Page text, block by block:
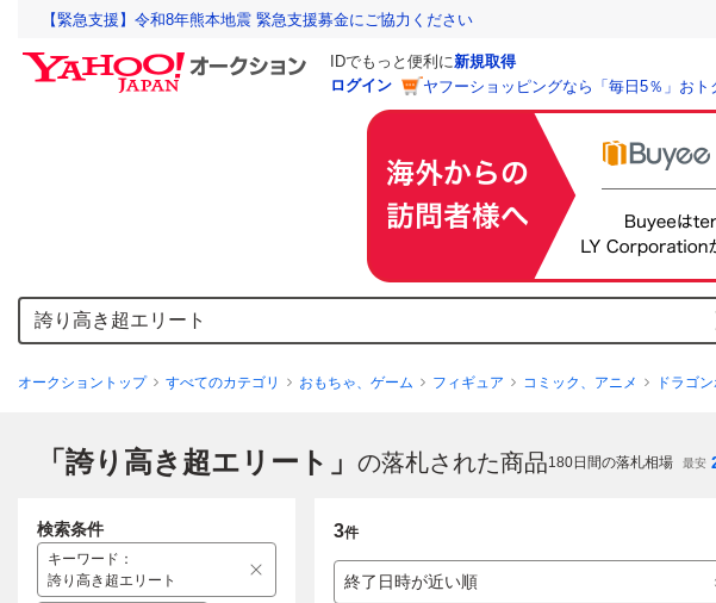
【緊急支援】令和8年熊本地震 緊急支援募金にご協力ください
IDでもっと便利に新規取得
ログイン
ヤフーショッピングなら「毎日5％」おト
オークショントップ すべてのカテゴリ おもちゃ、ゲーム フィギュア コミック、アニメ ドラゴ
「誇り高き超エリート」 の落札された商品180日間の落札相場 最安
3件
終了日時が近い順
検索条件
キーワード ：
誇り高き超エリート